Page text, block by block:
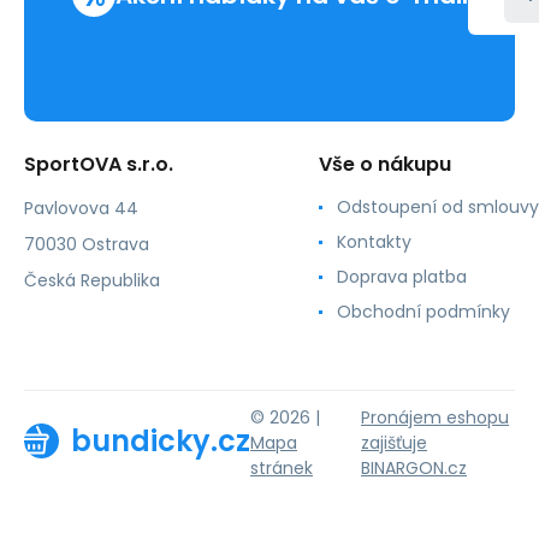
SportOVA s.r.o.
Pavlovova 44
70030 Ostrava
Česká Republika
Vše o nákupu
Odstoupení od smlouvy
Kontakty
Doprava platba
Obchodní podmínky
bundicky.cz
© 2026 |
Mapa
stránek
Pronájem eshopu
zajišťuje
BINARGON.cz